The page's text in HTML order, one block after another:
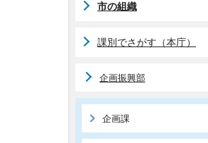
市の組織
課別でさがす（本庁）
企画振興部
企画課